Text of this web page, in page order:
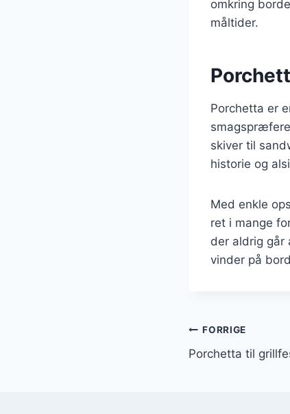
omkring
måltider.
Porchetta er
skiver til
historie og
Med enkle
ret i mange
der aldrig går
vinder på
FORRIGE
Porchetta til